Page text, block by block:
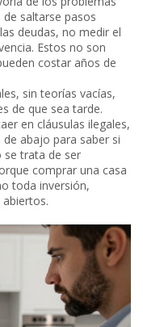
saltarse pasos
deudas, no medir el
Estos no son
costar años de
sin teorías vacías,
de que sea tarde.
en cláusulas ilegales,
abajo para saber si
se trata de ser
comprar una casa
toda inversión,